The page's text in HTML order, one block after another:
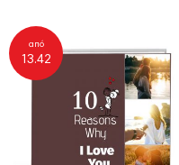
από
13.42